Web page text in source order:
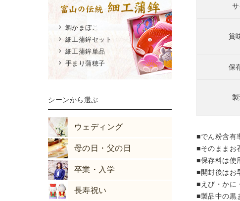
鯛かまぼこ
細工蒲鉾セット
細工蒲鉾単品
手まり蒲穂子
シーンから選ぶ
ウェディング
母の日・父の日
卒業・入学
長寿祝い
すので、受
さいませ🙇‍♂️
まぼこ #河内
フトにおす
#結婚祝い #
沢グルメ #北
物 #お酒に合
に #ワインと
#valentine
ods #surimi
御品 #鯛のし
賞
保
■でん粉含有
■そのままお
■保存料は使
■開封後はお
■えび・かに
■製品中の黒